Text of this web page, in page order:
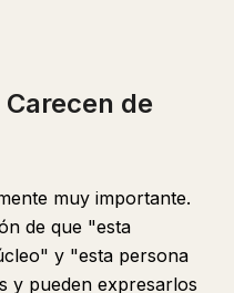
de
muy importante.
de que "esta
y "esta persona
y pueden expresarlos